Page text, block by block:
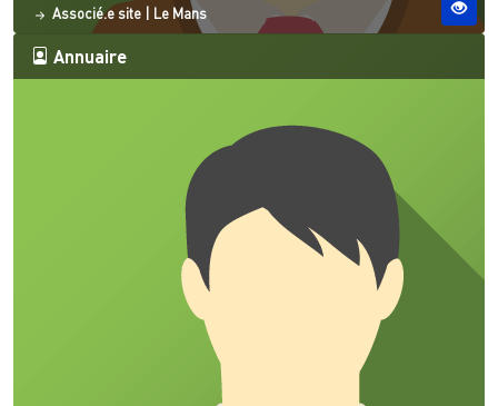
Statut
Associé.e site Site ESO
Le Mans
Annuaire